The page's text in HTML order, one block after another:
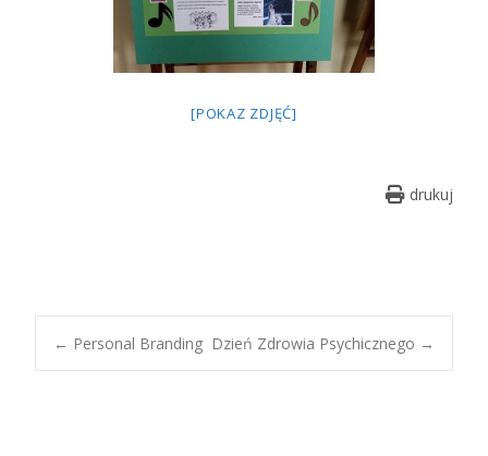
[POKAZ ZDJĘĆ]
drukuj
Post
← Personal Branding Dzień Zdrowia Psychicznego →